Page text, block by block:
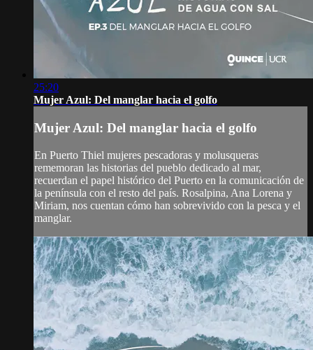
25:20
Mujer Azul: Del manglar hacia el golfo
Mujer Azul: Del manglar hacia el golfo
En Puerto Thiel mujeres pescadoras y molusqueras
rememoran las historias del pueblo dedicado al mar,
recuerdan el papel histórico del Puerto en la comunicación de
la península con el resto del país. Rosalpina, Ana Lorena y
Miriam, nos cuentan cómo han sobrevivido con la pesca y el
manglar.